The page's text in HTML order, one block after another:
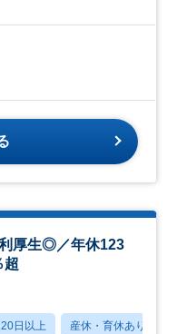
利厚生◎／年休123
超
日以上 産休・育休あり